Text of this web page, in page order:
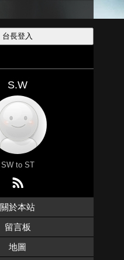
S.W
SW to ST
關於本站
留言板
地圖